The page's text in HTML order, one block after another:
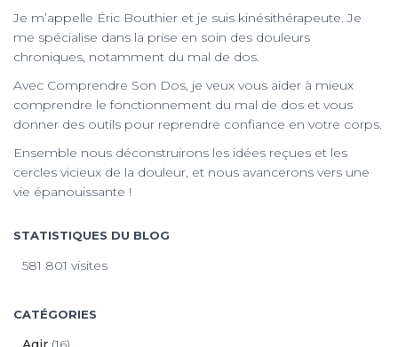
Je m’appelle Éric Bouthier et je suis kinésithérapeute. Je
me spécialise dans la prise en soin des douleurs
chroniques, notamment du mal de dos.
Avec Comprendre Son Dos, je veux vous aider à mieux
comprendre le fonctionnement du mal de dos et vous
donner des outils pour reprendre confiance en votre corps.
Ensemble nous déconstruirons les idées reçues et les
cercles vicieux de la douleur, et nous avancerons vers une
vie épanouissante !
STATISTIQUES DU BLOG
581 801 visites
CATÉGORIES